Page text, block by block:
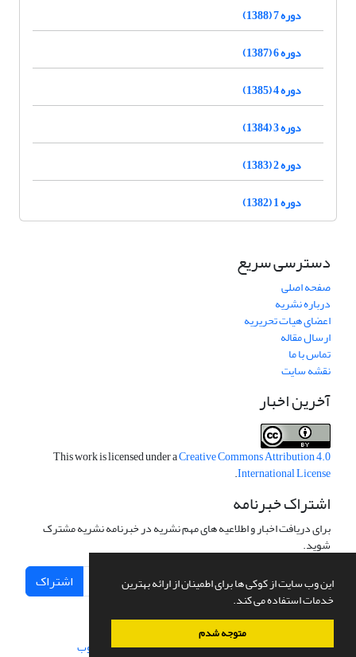
این وب سایت از کوکی ها برای اطمینان از ارائه بهترین
خدمات استفاده می کند.
متوجه شدم
دوره 7 (1388)
دوره 6 (1387)
دوره 4 (1385)
دوره 3 (1384)
دوره 2 (1383)
دوره 1 (1382)
دسترسی سریع
صفحه اصلی
درباره نشریه
اعضای هیات تحریریه
ارسال مقاله
تماس با ما
نقشه سایت
آخرین اخبار
This work is licensed under aCreative Commons Attribution 4.0
International License
.
اشتراک خبرنامه
برای دریافت اخبار و اطلاعیه های مهم نشریه در خبرنامه نشریه مشترک
شوید.
اشتراک
سامانه مدیریت نشریات علمی.طراحی و پیاده سازی از سیناوب